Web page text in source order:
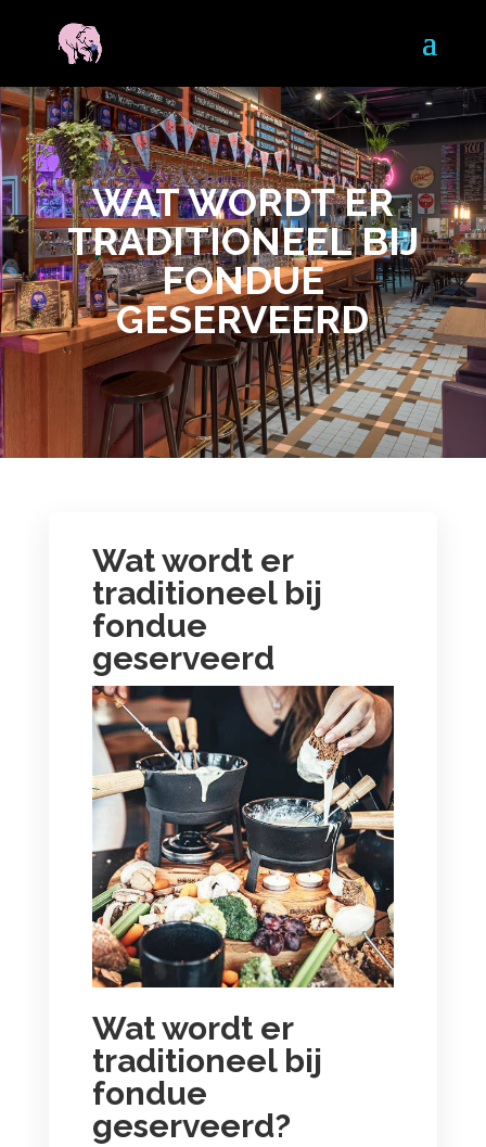
WAT WORDT ER
TRADITIONEEL BIJ
FONDUE
GESERVEERD
Wat wordt er
traditioneel bij
fondue
geserveerd
Wat wordt er
traditioneel bij
fondue
geserveerd?